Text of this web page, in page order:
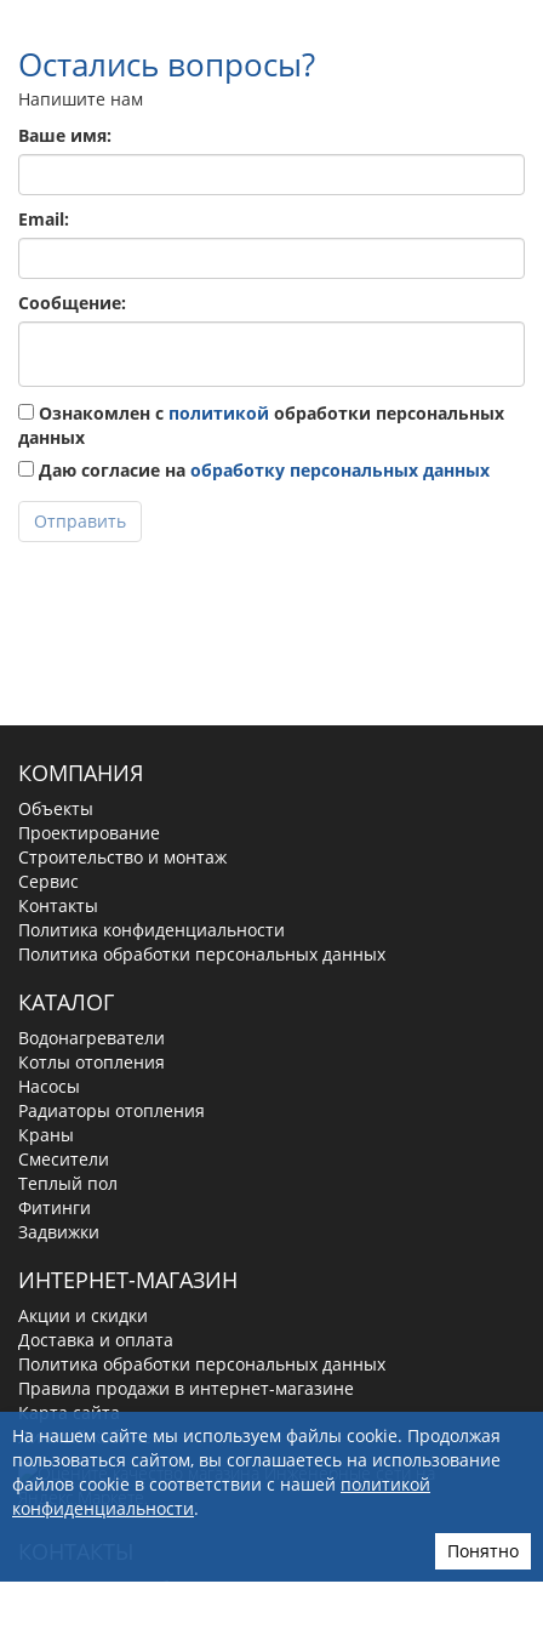
Остались вопросы?
Напишите нам
Ваше имя:
Email:
Сообщение:
Ознакомлен с политикой обработки персональных
данных
Даю согласие на обработку персональных данных
Отправить
КОМПАНИЯ
Объекты
Проектирование
Строительство и монтаж
Сервис
Контакты
Политика конфиденциальности
Политика обработки персональных данных
КАТАЛОГ
Водонагреватели
Котлы отопления
Насосы
Радиаторы отопления
Краны
Смесители
Теплый пол
Фитинги
Задвижки
ИНТЕРНЕТ-МАГАЗИН
Акции и скидки
Доставка и оплата
Политика обработки персональных данных
Правила продажи в интернет-магазине
Карта сайта
Личный кабинет
630019, г.Новосибирск,ул. Малыгина, д. 7
На нашем сайте мы используем файлы cookie. Продолжая
пользоваться сайтом, вы соглашаетесь на использование
файлов cookie в соответствии с нашей политикой
конфиденциальности.
Понятно